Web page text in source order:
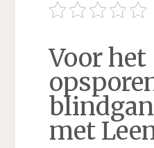
Voor het
met